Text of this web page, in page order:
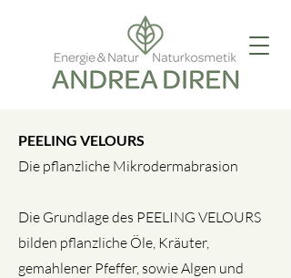
PEELING VELOURS
Die pflanzliche Mikrodermabrasion
Die Grundlage des PEELING VELOURS
bilden pflanzliche Öle, Kräuter,
gemahlener Pfeffer, sowie Algen und